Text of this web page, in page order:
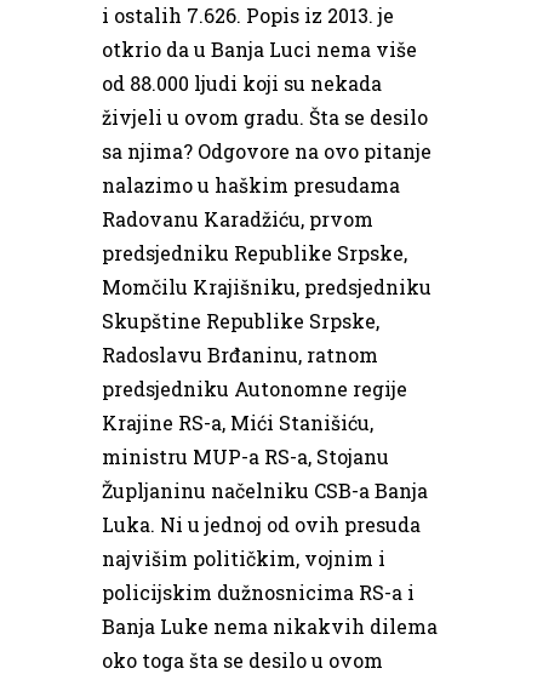
i ostalih 7.626. Popis iz 2013. je
otkrio da u Banja Luci nema više
od 88.000 ljudi koji su nekada
živjeli u ovom gradu. Šta se desilo
sa njima? Odgovore na ovo pitanje
nalazimo u haškim presudama
Radovanu Karadžiću, prvom
predsjedniku Republike Srpske,
Momčilu Krajišniku, predsjedniku
Skupštine Republike Srpske,
Radoslavu Brđaninu, ratnom
predsjedniku Autonomne regije
Krajine RS-a, Mići Stanišiću,
ministru MUP-a RS-a, Stojanu
Župljaninu načelniku CSB-a Banja
Luka. Ni u jednoj od ovih presuda
najvišim političkim, vojnim i
policijskim dužnosnicima RS-a i
Banja Luke nema nikakvih dilema
oko toga šta se desilo u ovom